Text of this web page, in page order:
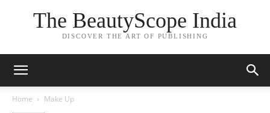
The BeautyScope India
DISCOVER THE ART OF PUBLISHING
Home Make Up